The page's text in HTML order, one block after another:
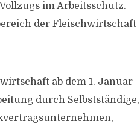
im Arbeitsschutz.
der Fleischwirtschaft
ab dem 1. Januar
durch Selbstständige,